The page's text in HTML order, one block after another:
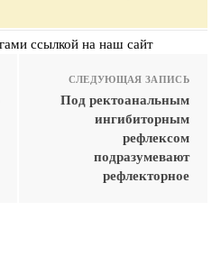
ссылкой на наш сайт
СЛЕДУЮЩАЯ ЗАПИСЬ
Под ректоанальным
ингибиторным
рефлексом
подразумевают
рефлекторное